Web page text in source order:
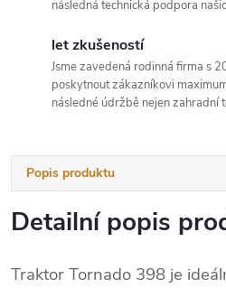
následná technická podpora
let zkušeností
Jsme zavedená rodinná firma s
poskytnout zákazníkovi
následné údržbě nejen zahradní
Popis produktu
Detailní popis
Traktor Tornado 398 je